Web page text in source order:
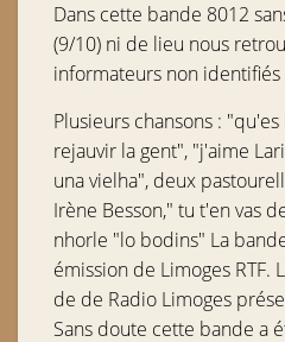
Dans cette bande 8012
(9/10) ni de lieu nous
informateurs non identifiés
Plusieurs chansons :
rejauvir la gent", "j'aime
una vielha", deux
Irène Besson," tu t'en vas
nhorle "lo bodins" La
émission de Limoges
de de Radio Limoges
Sans doute cette bande a